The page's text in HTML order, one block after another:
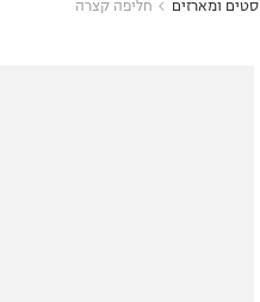
סטים ומארזים חליפה קצרה